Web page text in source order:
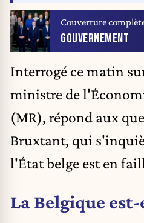
Couverture
GOUVERNEMENT
Interrogé ce matin
ministre de
(MR), répond aux
Bruxtant, qui
l'État belge est en
La Belgique